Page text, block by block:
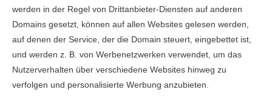
werden in der Regel von Drittanbieter-Diensten auf anderen
Domains gesetzt, können auf allen Websites gelesen werden,
auf denen der Service, der die Domain steuert, eingebettet ist,
und werden z. B. von Werbenetzwerken verwendet, um das
Nutzerverhalten über verschiedene Websites hinweg zu
verfolgen und personalisierte Werbung anzubieten.